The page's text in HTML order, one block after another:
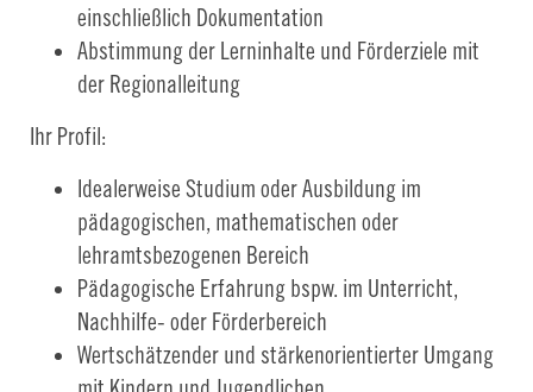
einschließlich Dokumentation
Abstimmung der Lerninhalte und Förderziele mit
der Regionalleitung
Ihr Profil:
Idealerweise Studium oder Ausbildung im
pädagogischen, mathematischen oder
lehramtsbezogenen Bereich
Pädagogische Erfahrung bspw. im Unterricht,
Nachhilfe- oder Förderbereich
Wertschätzender und stärkenorientierter Umgang